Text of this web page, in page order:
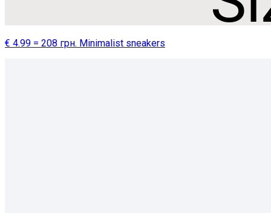
€ 4.99 = 208 грн. Minimalist sneakers